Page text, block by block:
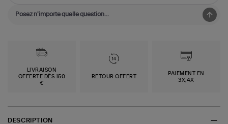
LIVRAISON
OFFERTE DÈS 150
€
RETOUR OFFERT
PAIEMENT EN
3X,4X
DESCRIPTION